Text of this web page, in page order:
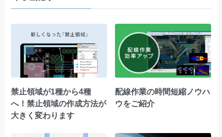
禁止領域が1種から4種
へ！禁止領域の作成方法が
大きく変わります
配線作業の時間短縮ノウハ
ウをご紹介